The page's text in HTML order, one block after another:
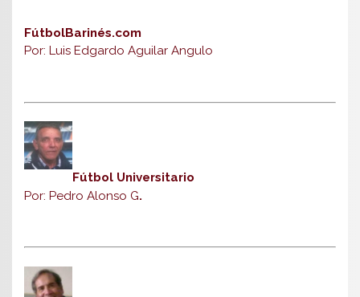
FútbolBarinés.com
Por: Luis Edgardo Aguilar Angulo
Fútbol Universitario
Por: Pedro Alonso G.